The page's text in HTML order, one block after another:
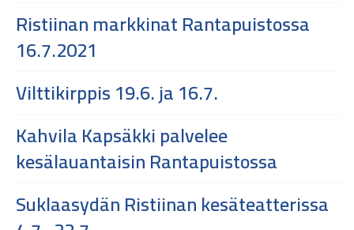
Ristiinan markkinat Rantapuistossa
16.7.2021
Vilttikirppis 19.6. ja 16.7.
Kahvila Kapsäkki palvelee
kesälauantaisin Rantapuistossa
Suklaasydän Ristiinan kesäteatterissa